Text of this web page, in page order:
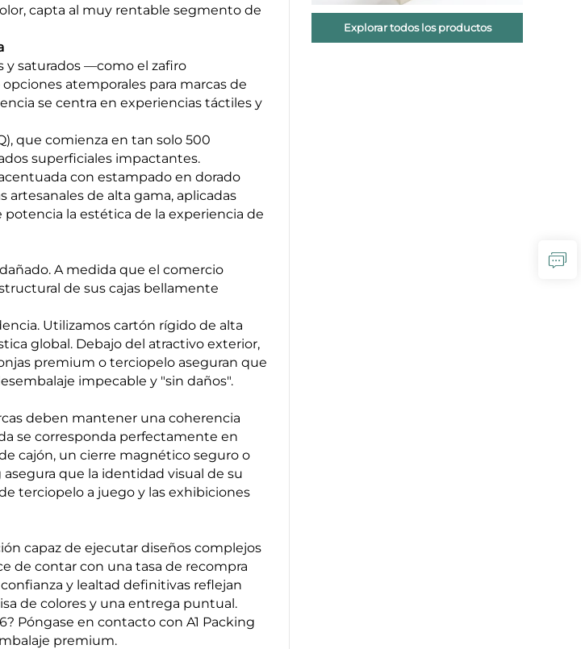
capta al muy rentable segmento de
y saturados —como el zafiro
atemporales para marcas de
se centra en experiencias táctiles y
que comienza en tan solo 500
superficiales impactantes.
con estampado en dorado
artesanales de alta gama, aplicadas
la estética de la experiencia de
A medida que el comercio
de sus cajas bellamente
Utilizamos cartón rígido de alta
global. Debajo del atractivo exterior,
premium o terciopelo aseguran que
impecable y "sin daños".
deben mantener una coherencia
se corresponda perfectamente en
cajón, un cierre magnético seguro o
asegura que la identidad visual de su
terciopelo a juego y las exhibiciones
capaz de ejecutar diseños complejos
de contar con una tasa de recompra
y lealtad definitivas reflejan
de colores y una entrega puntual.
Póngase en contacto con A1 Packing
premium.
Explorar todos los productos